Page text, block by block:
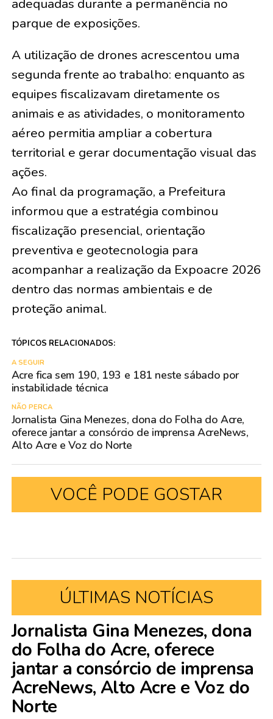
parque de exposições.
A utilização de drones acrescentou uma
segunda frente ao trabalho: enquanto as
equipes fiscalizavam diretamente os
animais e as atividades, o monitoramento
aéreo permitia ampliar a cobertura
territorial e gerar documentação visual das
ações.
Ao final da programação, a Prefeitura
informou que a estratégia combinou
fiscalização presencial, orientação
preventiva e geotecnologia para
acompanhar a realização da Expoacre 2026
dentro das normas ambientais e de
proteção animal.
TÓPICOS RELACIONADOS:
A SEGUIR
Acre fica sem 190, 193 e 181 neste sábado por
instabilidade técnica
NÃO PERCA
Jornalista Gina Menezes, dona do Folha do Acre,
oferece jantar a consórcio de imprensa AcreNews,
Alto Acre e Voz do Norte
VOCÊ PODE GOSTAR
ÚLTIMAS NOTÍCIAS
Jornalista Gina Menezes, dona
do Folha do Acre, oferece
jantar a consórcio de imprensa
AcreNews, Alto Acre e Voz do
Norte